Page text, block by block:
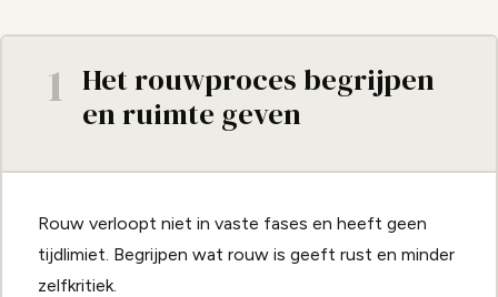
1 Het rouwproces begrijpen
en ruimte geven
Rouw verloopt niet in vaste fases en heeft geen
tijdlimiet. Begrijpen wat rouw is geeft rust en minder
zelfkritiek.